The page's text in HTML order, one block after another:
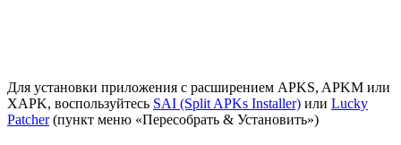
Для установки приложения с расширением APKS, APKM или
XAPK, воспользуйтесь SAI (Split APKs Installer) или Lucky
Patcher(пункт меню «Пересобрать & Установить»)